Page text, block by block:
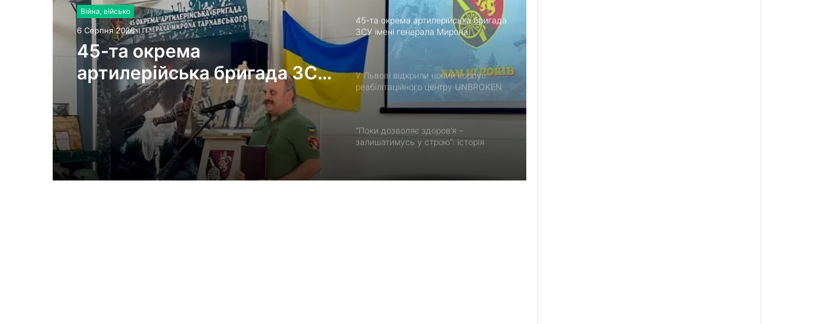
Війна, військо
6 Серпня 2026
45-та окрема
артилерійська бригада ЗСУ
імені генерала Мирона
Тарнавського відзначає 10-
річчя
45-та окрема артилерійська бригада
ЗСУ імені генерала Мирона
Тарнавського відзначає 10-річчя
У Львові відкрили новий корпус
реабілітаційного центру UNBROKEN
“Поки дозволяє здоров’я –
залишатимусь у строю”: історія